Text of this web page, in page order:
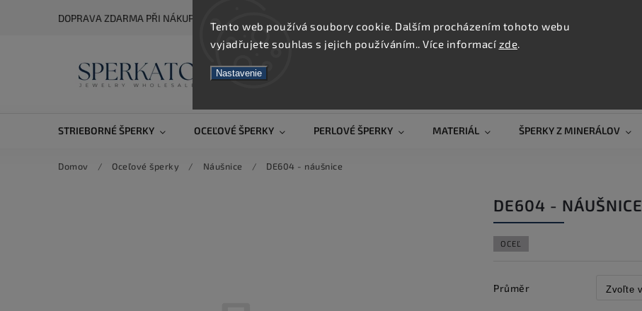
Tento web používá soubory cookie. Dalším procházením tohoto webu
vyjadřujete souhlas s jejich používáním.. Více informací zde.
Nastavenie
DOPRAVA ZDARMA PŘI NÁKUPU NAD 5 000 KČ
STRIEBORNÉ ŠPERKY OCEĽOVÉ ŠPERKY PERLOVÉ ŠPERKY MATERIÁL ŠPERKY Z MINERÁLOV
Domov / Oceľové šperky / Náušnice / DE604 - náušnice
DE604 - NÁUŠNICE
OCEĽ
Průměr